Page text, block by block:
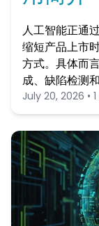
人工智能正通
缩短产品上市
方式。具体而
成、缺陷检测
July 20, 2026 •